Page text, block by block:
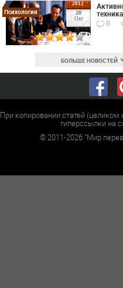
2012
20
Окт
Психология
0
БОЛЬШЕ НОВОСТЕЙ
При копировании статей
гиперссылки на
©2011-2026 "Мир